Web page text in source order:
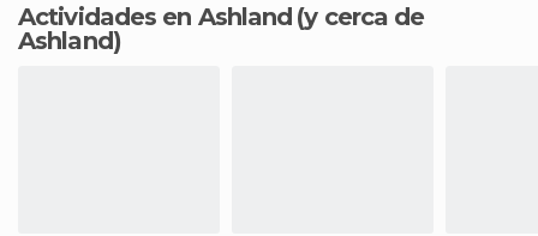
Actividades en Ashland (y cerca de
Ashland)